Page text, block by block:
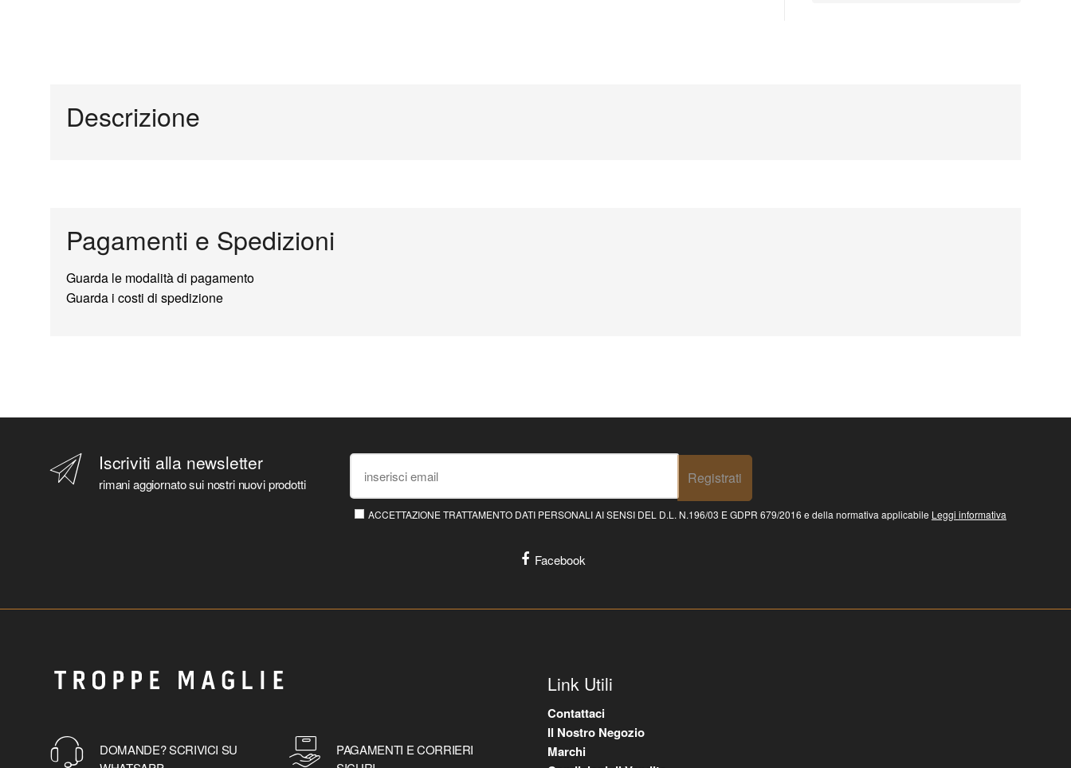
Descrizione
Pagamenti e Spedizioni
Guarda le modalità di pagamento
Guarda i costi di spedizione
Iscriviti alla newsletter
rimani aggiornato sui nostri nuovi prodotti Registrati
ACCETTAZIONE TRATTAMENTO DATI PERSONALI AI SENSI DEL D.L. N.196/03 E GDPR 679/2016 e della normativa applicabile Leggi informativa
Facebook
DOMANDE? SCRIVICI SU
PAGAMENTI E CORRIERI
Link Utili
Contattaci
Il Nostro Negozio
Marchi